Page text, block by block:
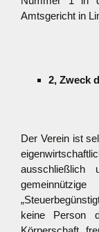
Amtsgericht in
2, Zweck
Der Verein ist
ausschließlich
keine Person